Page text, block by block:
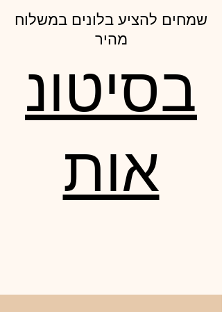
שמחים להציע בלונים במשלוח
מהיר
בסיטונ
אות